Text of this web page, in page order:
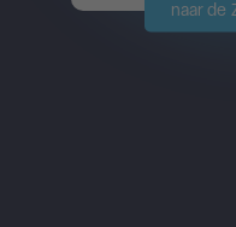
naar de